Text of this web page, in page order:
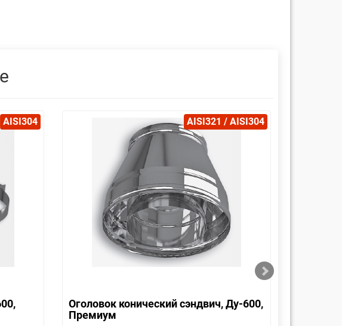
AISI304 AISI321 / AISI304
Оголовок конический сэндвич, Ду-600,
Премиум